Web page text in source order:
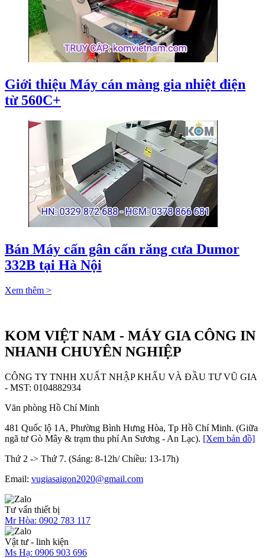
Giới thiệu Máy cán màng gia nhiệt điện
từ 560C+
Bán Máy cấn gân cấn răng cưa Dumor
332B tại Hà Nội
Xem thêm >
KOM VIỆT NAM - MÁY GIA CÔNG IN
NHANH CHUYÊN NGHIỆP
CÔNG TY TNHH XUẤT NHẬP KHẨU VÀ ĐẦU TƯ VŨ GIA
- MST: 0104882934
Văn phòng Hồ Chí Minh
481 Quốc lộ 1A, Phường Bình Hưng Hòa, Tp Hồ Chí Minh. (Giữa
ngã tư Gò Mây & trạm thu phí An Sương - An Lạc). [Xem bản đồ]
Thứ 2 -> Thứ 7. (Sáng: 8-12h/ Chiều: 13-17h)
Email: vugiasaigon2020@gmail.com
Tư vấn thiết bị
Mr Hòa: 0902 783 117
Vật tư - linh kiện
Ms Hạ: 0906 903 696